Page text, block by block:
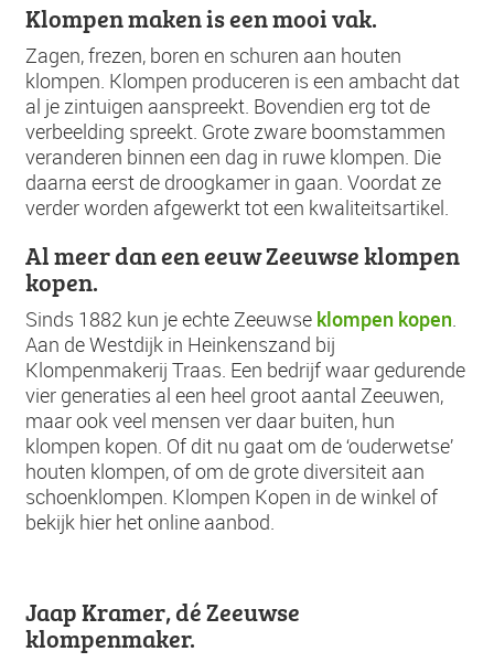
Klompen maken is een mooi vak.
Zagen, frezen, boren en schuren aan houten
klompen. Klompen produceren is een ambacht dat
al je zintuigen aanspreekt. Bovendien erg tot de
verbeelding spreekt. Grote zware boomstammen
veranderen binnen een dag in ruwe klompen. Die
daarna eerst de droogkamer in gaan. Voordat ze
verder worden afgewerkt tot een kwaliteitsartikel.
Al meer dan een eeuw Zeeuwse klompen
kopen.
Sinds 1882 kun je echte Zeeuwse klompen kopen.
Aan de Westdijk in Heinkenszand bij
Klompenmakerij Traas. Een bedrijf waar gedurende
vier generaties al een heel groot aantal Zeeuwen,
maar ook veel mensen ver daar buiten, hun
klompen kopen. Of dit nu gaat om de ‘ouderwetse’
houten klompen, of om de grote diversiteit aan
schoenklompen. Klompen Kopen in de winkel of
bekijk hier het online aanbod.
Jaap Kramer, dé Zeeuwse
klompenmaker.